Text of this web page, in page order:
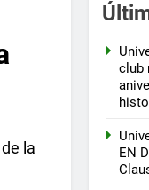
la
club
EN